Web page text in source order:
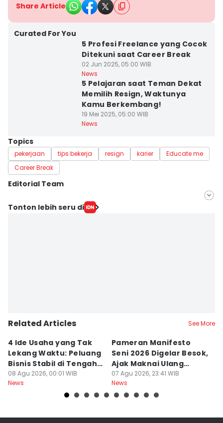
Share Article
Curated For You
5 Profesi Freelance yang Cocok
Ditekuni saat Career Break
02 Jun 2025, 05:00 WIB
News
5 Pelajaran saat Teman Dekat
Memilih Resign, Waktunya
Kamu Berkembang!
19 Mei 2025, 05:00 WIB
News
Topics
pekerjaan tips bekerja resign karier
Educate me
Career Break
Editorial Team
Editor
Tonton lebih seru di
Related Articles See More
4 Ide Usaha yang Tak
Lekang Waktu: Peluang
Bisnis Stabil di Tengah
Perubahan
08 Agu 2026, 00:01 WIB
News
Pameran Manifesto
Seni 2026 Digelar Besok,
Ajak Maknai Ulang
Maritim
07 Agu 2026, 23:41 WIB
News